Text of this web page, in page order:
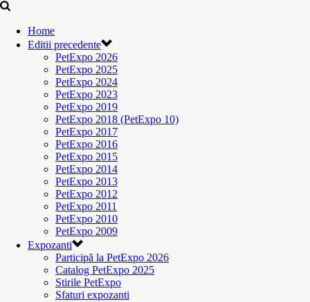
Home
Editii precedente
PetExpo 2026
PetExpo 2025
PetExpo 2024
PetExpo 2023
PetExpo 2019
PetExpo 2018 (PetExpo 10)
PetExpo 2017
PetExpo 2016
PetExpo 2015
PetExpo 2014
PetExpo 2013
PetExpo 2012
PetExpo 2011
PetExpo 2010
PetExpo 2009
Expozanti
Participă la PetExpo 2026
Catalog PetExpo 2025
Stirile PetExpo
Sfaturi expozanti